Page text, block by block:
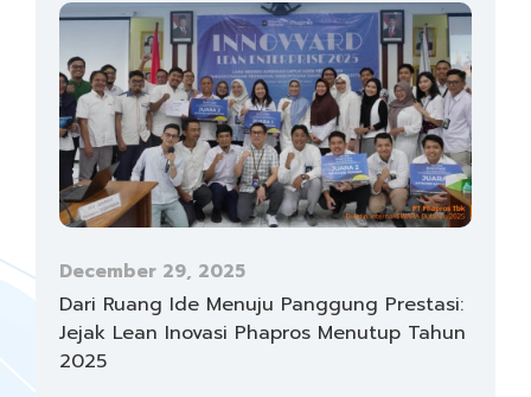
December 29, 2025
Dari Ruang Ide Menuju Panggung Prestasi:
Jejak Lean Inovasi Phapros Menutup Tahun
2025